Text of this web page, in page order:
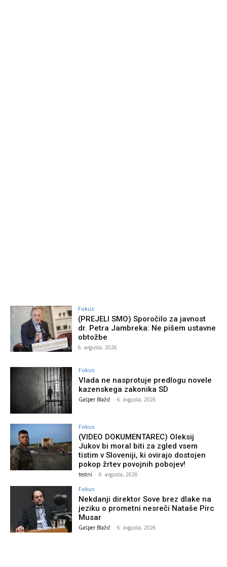
Fokus
(PREJELI SMO) Sporočilo za javnost
dr. Petra Jambreka: Ne pišem ustavne
obtožbe
6. avgusta, 2026
Fokus
Vlada ne nasprotuje predlogu novele
kazenskega zakonika SD
Gašper Blažič - 6. avgusta, 2026
Fokus
(VIDEO DOKUMENTAREC) Oleksij
Jukov bi moral biti za zgled vsem
tistim v Sloveniji, ki ovirajo dostojen
pokop žrtev povojnih pobojev!
testni - 6. avgusta, 2026
Fokus
Nekdanji direktor Sove brez dlake na
jeziku o prometni nesreči Nataše Pirc
Musar
Gašper Blažič - 6. avgusta, 2026